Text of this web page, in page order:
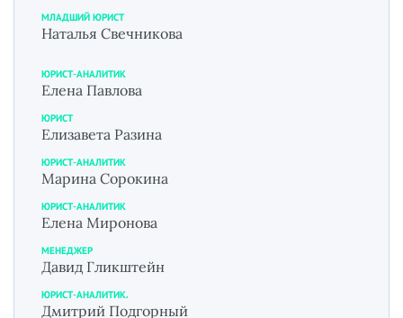
МЛАДШИЙ ЮРИСТ
Наталья Свечникова
ЮРИСТ-АНАЛИТИК
Елена Павлова
ЮРИСТ
Елизавета Разина
ЮРИСТ-АНАЛИТИК
Марина Сорокина
ЮРИСТ-АНАЛИТИК
Елена Миронова
МЕНЕДЖЕР
Давид Гликштейн
ЮРИСТ-АНАЛИТИК.
Дмитрий Подгорный